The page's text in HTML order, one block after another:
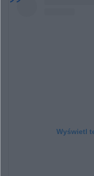
Wyświetl